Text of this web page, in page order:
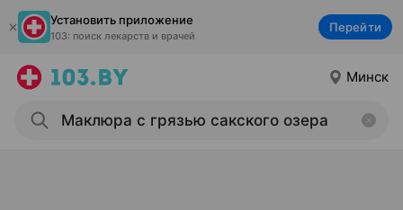
Установить приложение
103: поиск лекарств и врачей
Перейти
Минск